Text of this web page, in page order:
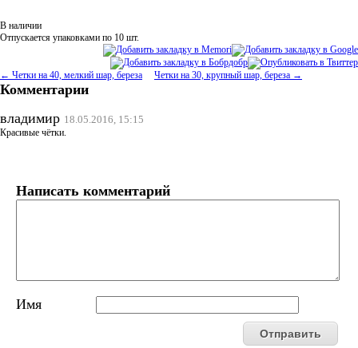
В наличии
Отпускается упаковками по 10 шт.
← Четки на 40, мелкий шар, береза Четки на 30, крупный шар, береза →
Комментарии
владимир 18.05.2016, 15:15
Красивые чётки.
Написать комментарий
Имя